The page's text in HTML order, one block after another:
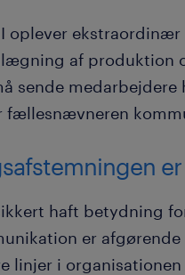
oplever
af produktion
sende
fællesnævneren
haft betydning
er
linjer i